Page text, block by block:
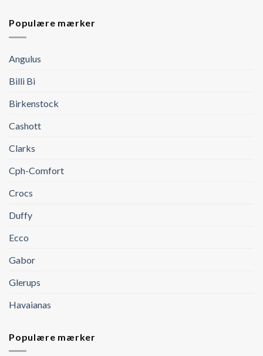
Populære mærker
Angulus
Billi Bi
Birkenstock
Cashott
Clarks
Cph-Comfort
Crocs
Duffy
Ecco
Gabor
Glerups
Havaianas
Populære mærker